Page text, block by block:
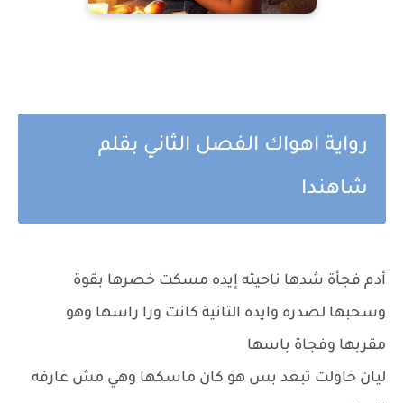
رواية اهواك الفصل الثاني بقلم
شاهندا
أدم فجأة شدها ناحيته إيده مسكت خصرها بقوة
وسحبها لصدره وايده التانية كانت ورا راسها وهو
مقربها وفجاة باسها
ليان حاولت تبعد بس هو كان ماسكها وهي مش عارفه